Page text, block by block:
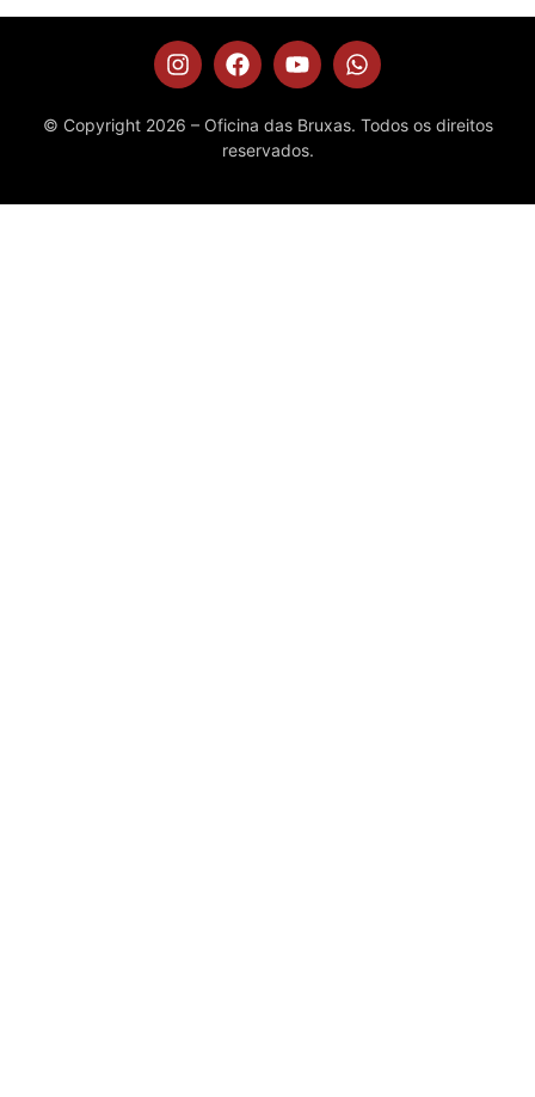
© Copyright 2026 – Oficina das Bruxas. Todos os direitos
reservados.